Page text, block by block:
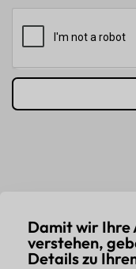
Damit wir Ihre
verstehen,
Details zu